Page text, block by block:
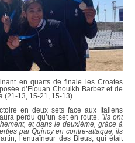
en quarts de finale les Croates
d’Elouan Chouikh Barbez et de
(21-13, 15-21, 15-13).
en deux sets face aux Italiens
perdu qu’un set en route. "Ils ont
et dans le deuxième, grâce à
par Quincy en contre-attaque, ils
l’entraîneur des Bleus, qui était